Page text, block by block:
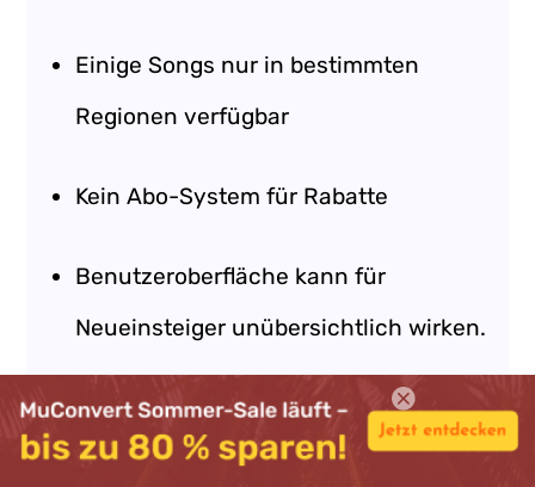
Einige Songs nur in bestimmten
Regionen verfügbar
Kein Abo-System für Rabatte
Benutzeroberfläche kann für
Neueinsteiger unübersichtlich wirken.
6. Beatport